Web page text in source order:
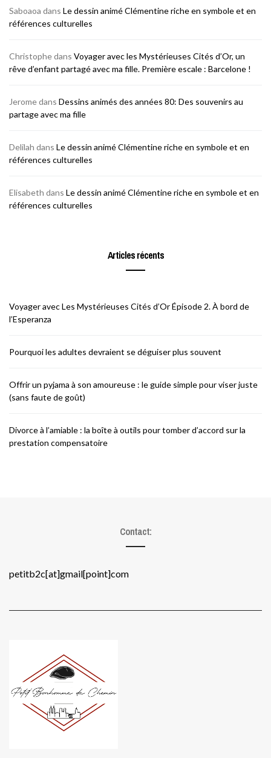
Saboaoa dans Le dessin animé Clémentine riche en symbole et en
références culturelles
Christophedans Voyager avec les Mystérieuses Cités d’Or, un
rêve d’enfant partagé avec ma fille. Première escale : Barcelone !
Jeromedans Dessins animés des années 80: Des souvenirs au
partage avec ma fille
Delilah dans Le dessin animé Clémentine riche en symbole et en
références culturelles
Elisabeth dans Le dessin animé Clémentine riche en symbole et en
références culturelles
Articles récents
Voyager avec Les Mystérieuses Cités d’Or Épisode 2. À bord de
l’Esperanza
Pourquoi les adultes devraient se déguiser plus souvent
Offrir un pyjama à son amoureuse : le guide simple pour viser juste
(sans faute de goût)
Divorce à l’amiable : la boîte à outils pour tomber d’accord sur la
prestation compensatoire
Contact:
petitb2c[at]gmail[point]com